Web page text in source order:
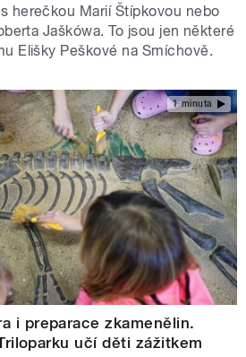
herečkou Marií Štípkovou nebo
Jaškówa. To jsou jen některé
Elišky Peškové na Smíchově.
1 minuta
i preparace zkamenělin.
učí děti zážitkem